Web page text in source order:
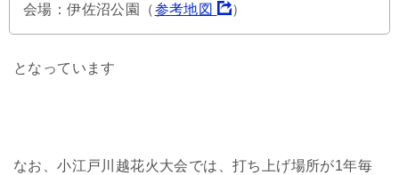
会場：伊佐沼公園（参考地図 ）
となっています
なお、小江戸川越花火大会では、打ち上げ場所が1年毎